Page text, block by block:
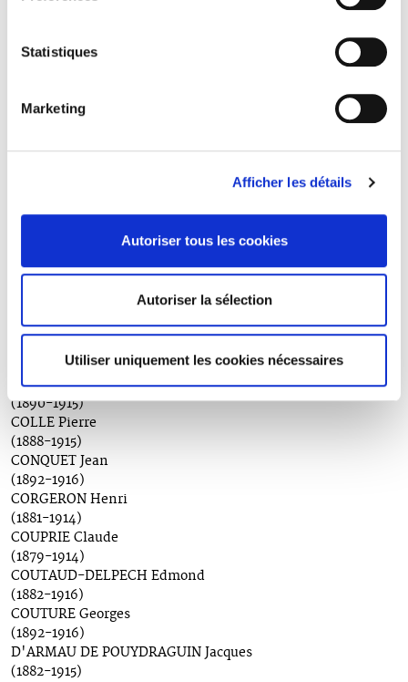
Statistiques
Marketing
Afficher les détails
Autoriser tous les cookies
Autoriser la sélection
Utiliser uniquement les cookies nécessaires
(1876-1914)
CHATIN Fernand
CHAUTEMPS Félix
(1869-1915)
CLÉMENT Georges
CLERICO Dominique
CLOMBURGER Victor
( 1889-1916)
(1888-1918)
COHEN SOLAL André
(1890-1915)
COLLE Pierre
(1888-1915)
CONQUET Jean
(1892-1916)
CORGERON Henri
(1881-1914)
COUPRIE Claude
(1879-1914)
COUTAUD-DELPECH Edmond
(1882-1916)
COUTURE Georges
(1892-1916)
D'ARMAU DE POUYDRAGUIN Jacques
(1882-1915)